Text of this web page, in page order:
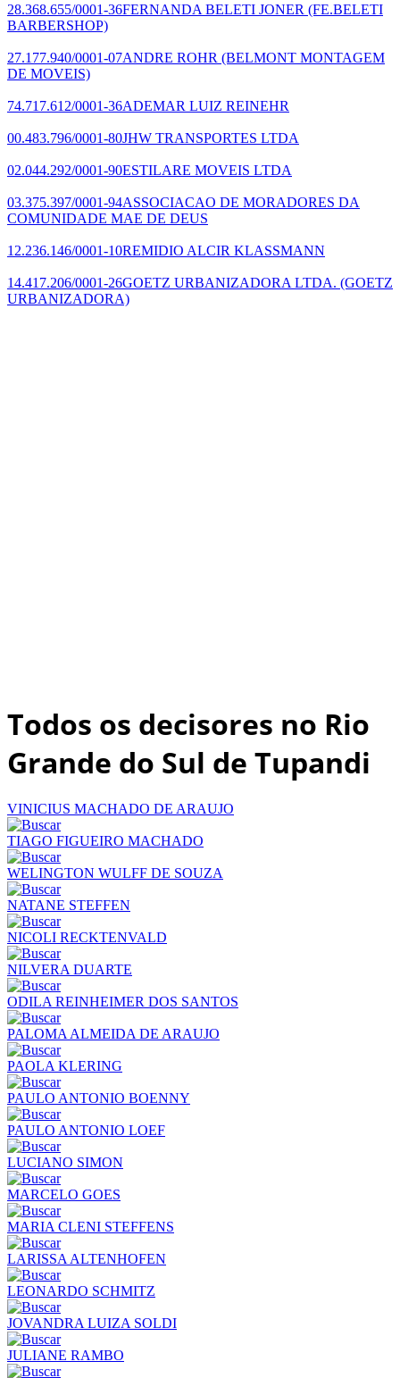
28.368.655/0001-36FERNANDA BELETI JONER (FE.BELETI
BARBERSHOP)
27.177.940/0001-07ANDRE ROHR (BELMONT MONTAGEM
DE MOVEIS)
74.717.612/0001-36ADEMAR LUIZ REINEHR
00.483.796/0001-80JHW TRANSPORTES LTDA
02.044.292/0001-90ESTILARE MOVEIS LTDA
03.375.397/0001-94ASSOCIACAO DE MORADORES DA
COMUNIDADE MAE DE DEUS
12.236.146/0001-10REMIDIO ALCIR KLASSMANN
14.417.206/0001-26GOETZ URBANIZADORA LTDA. (GOETZ
URBANIZADORA)
Todos os decisores no Rio
Grande do Sul de Tupandi
VINICIUS MACHADO DE ARAUJO
TIAGO FIGUEIRO MACHADO
WELINGTON WULFF DE SOUZA
NATANE STEFFEN
NICOLI RECKTENVALD
NILVERA DUARTE
ODILA REINHEIMER DOS SANTOS
PALOMA ALMEIDA DE ARAUJO
PAOLA KLERING
PAULO ANTONIO BOENNY
PAULO ANTONIO LOEF
LUCIANO SIMON
MARCELO GOES
MARIA CLENI STEFFENS
LARISSA ALTENHOFEN
LEONARDO SCHMITZ
JOVANDRA LUIZA SOLDI
JULIANE RAMBO